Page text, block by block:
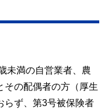
未満の自営業者、農
その配偶者の方（厚生
らず、第3号被保険者